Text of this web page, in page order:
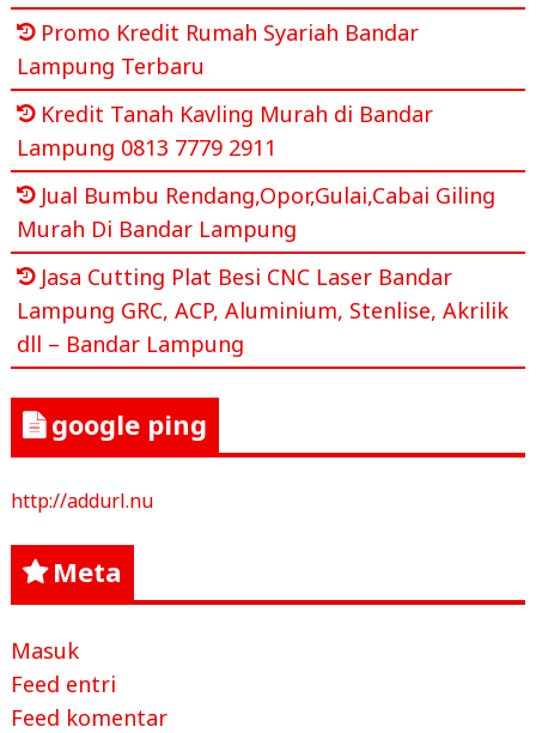
Promo Kredit Rumah Syariah Bandar
Lampung Terbaru
Kredit Tanah Kavling Murah di Bandar
Lampung 0813 7779 2911
Jual Bumbu Rendang,Opor,Gulai,Cabai Giling
Murah Di Bandar Lampung
Jasa Cutting Plat Besi CNC Laser Bandar
Lampung GRC, ACP, Aluminium, Stenlise, Akrilik
dll – Bandar Lampung
google ping
http://addurl.nu
Meta
Masuk
Feed entri
Feed komentar